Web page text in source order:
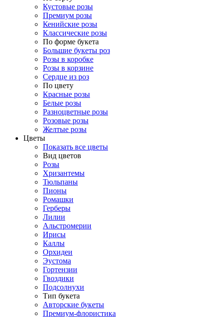
Кустовые розы
Премиум розы
Кенийские розы
Классические розы
По форме букета
Большие букеты роз
Розы в коробке
Розы в корзине
Сердце из роз
По цвету
Красные розы
Белые розы
Разноцветные розы
Розовые розы
Желтые розы
Цветы
Показать все цветы
Вид цветов
Розы
Хризантемы
Тюльпаны
Пионы
Ромашки
Герберы
Лилии
Альстромерии
Ирисы
Каллы
Орхидеи
Эустома
Гортензии
Гвоздики
Подсолнухи
Тип букета
Авторские букеты
Премиум-флористика